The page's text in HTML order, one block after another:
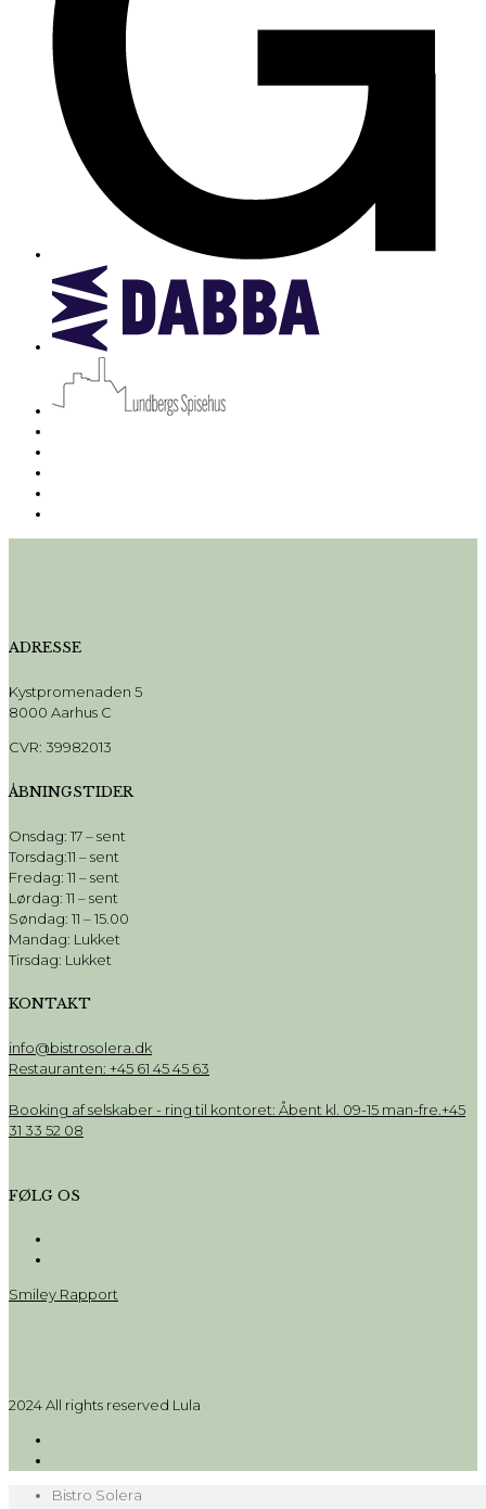
ADRESSE
Kystpromenaden 5
8000 Aarhus C
CVR: 39982013
ÅBNINGSTIDER
Onsdag: 17 – sent
Torsdag:11 – sent
Fredag: 11 – sent
Lørdag: 11 – sent
Søndag: 11 – 15.00
Mandag: Lukket
Tirsdag: Lukket
KONTAKT
info@bistrosolera.dk
Restauranten: +45 61 45 45 63
Booking af selskaber - ring til kontoret: Åbent kl. 09-15 man-fre.+45
31 33 52 08
FØLG OS
Smiley Rapport
2024 All rights reserved Lula
Bistro Solera